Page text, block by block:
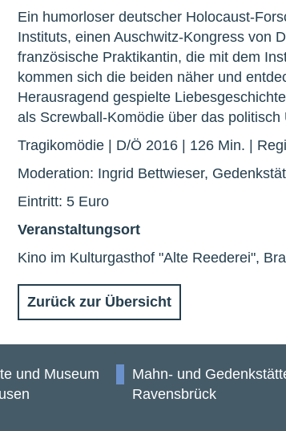
Ein humorloser deutscher Holocaust-
Instituts, einen Auschwitz-Kongress von
französische Prak­tikantin, die mit dem
kommen sich die beiden näher und
Herausragend gespielte
als Screwball-Komödie über das
Tragikomödie | D/Ö 2016 | 126 Min. |
Moderation: Ingrid Bettwieser,
Eintritt: 5 Euro
Veranstaltungsort
Kino im Kulturgasthof "Alte Reederei",
Zurück zur Übersicht
und Museum
Mahn- und
Ravensbrück